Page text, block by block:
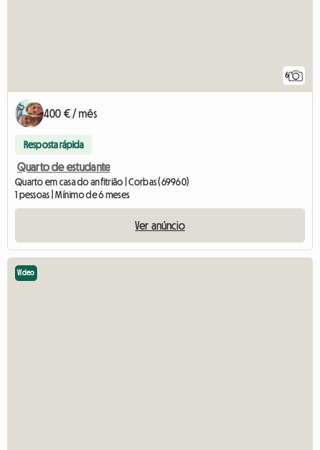
6
400 € / mês
Resposta rápida
Quarto de estudante
Quarto em casa do anfitrião | Corbas (69960)
1 pessoas | Mínimo de 6 meses
Ver anúncio
Vídeo